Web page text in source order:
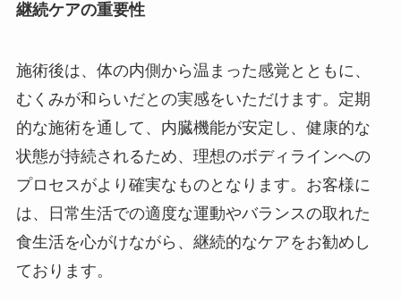
継続ケアの重要性
施術後は、体の内側から温まった感覚とともに、
むくみが和らいだとの実感をいただけます。定期
的な施術を通して、内臓機能が安定し、健康的な
状態が持続されるため、理想のボディラインへの
プロセスがより確実なものとなります。お客様に
は、日常生活での適度な運動やバランスの取れた
食生活を心がけながら、継続的なケアをお勧めし
ております。